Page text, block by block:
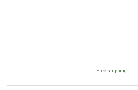
Free shipping